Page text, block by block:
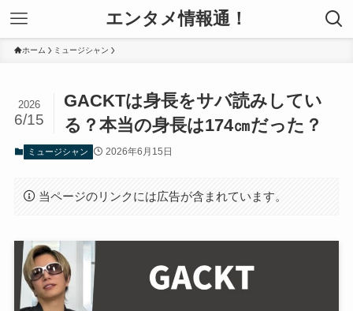
エンタメ情報通！
ホーム ミュージシャン
GACKTは身長をサバ読みしてい
る？本当の身長は174㎝だった？
2026
6/15
ミュージシャン 2026年6月15日
当ページのリンクには広告が含まれています。